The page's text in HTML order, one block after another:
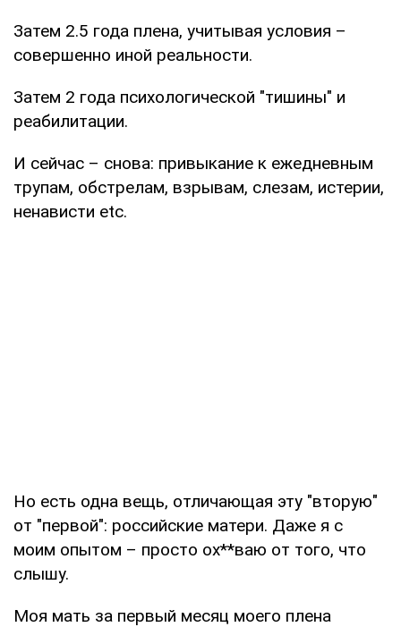
Затем 2.5 года плена, учитывая условия –
совершенно иной реальности.
Затем 2 года психологической "тишины" и
реабилитации.
И сейчас – снова: привыкание к ежедневным
трупам, обстрелам, взрывам, слезам, истерии,
ненависти etc.
Но есть одна вещь, отличающая эту "вторую"
от "первой": российские матери. Даже я с
моим опытом – просто ох**ваю от того, что
слышу.
Моя мать за первый месяц моего плена